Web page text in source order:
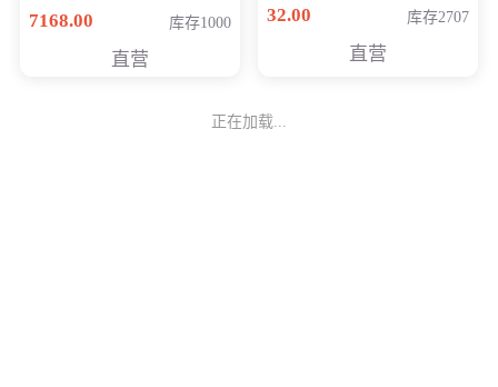
储卡全高清摄录一体机
清入门级摄像机
7168.00 库存1000
直营
32.00
库存2707
直营
正在加载...